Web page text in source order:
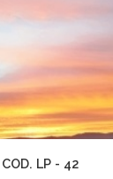
COD. LP - 42